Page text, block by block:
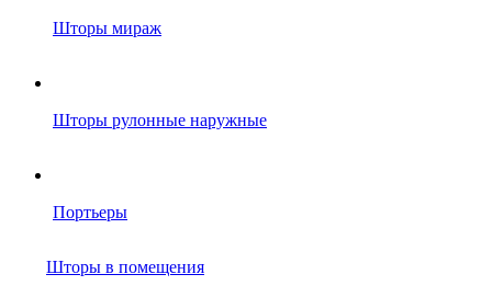
Шторы мираж
Шторы рулонные наружные
Портьеры
Шторы в помещения